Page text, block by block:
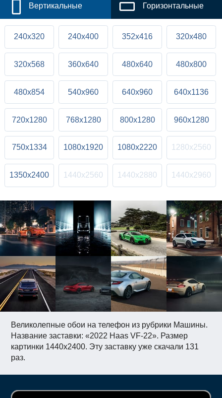
Великолепные обои на телефон из рубрики Машины.
Название заставки: «2022 Haas VF-22». Размер
картинки 1440x2400. Эту заставку уже скачали 131
раз.
Вертикальные Горизонтальные
240x320 240x400 352x416 320x480
320x568 360x640 480x640 480x800
480x854 540x960 640x960 640x1136
720x1280 768x1280 800x1280 960x1280
750x1334 1080x1920 1080x2220 1280x2560
1350x2400 1440x2560 1440x2880 1440x2960